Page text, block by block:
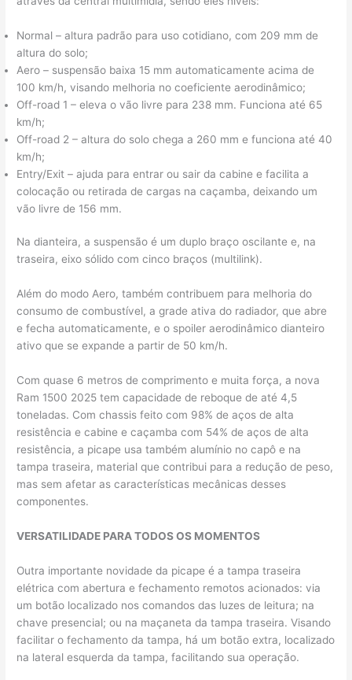
Normal – altura padrão para uso cotidiano, com 209 mm de
altura do solo;
Aero – suspensão baixa 15 mm automaticamente acima de
100 km/h, visando melhoria no coeficiente aerodinâmico;
Off-road 1 – eleva o vão livre para 238 mm. Funciona até 65
km/h;
Off-road 2 – altura do solo chega a 260 mm e funciona até 40
km/h;
Entry/Exit – ajuda para entrar ou sair da cabine e facilita a
colocação ou retirada de cargas na caçamba, deixando um
vão livre de 156 mm.
Na dianteira, a suspensão é um duplo braço oscilante e, na
traseira, eixo sólido com cinco braços (multilink).
Além do modo Aero, também contribuem para melhoria do
consumo de combustível, a grade ativa do radiador, que abre
e fecha automaticamente, e o spoiler aerodinâmico dianteiro
ativo que se expande a partir de 50 km/h.
Com quase 6 metros de comprimento e muita força, a nova
Ram 1500 2025 tem capacidade de reboque de até 4,5
toneladas​. Com chassis feito com 98% de aços de alta
resistência e cabine e caçamba com 54% de aços de alta
resistência, a picape usa também alumínio no capô e na
tampa traseira, material que contribui para a redução de peso,
mas sem afetar as características mecânicas desses
componentes.
VERSATILIDADE PARA TODOS OS MOMENTOS
Outra importante novidade da picape é a tampa traseira
elétrica com abertura e fechamento remotos acionados: via
um botão localizado nos comandos das luzes de leitura; na
chave presencial; ou na maçaneta da tampa traseira. Visando
facilitar o fechamento da tampa, há um botão extra, localizado
na lateral esquerda da tampa, facilitando sua operação.